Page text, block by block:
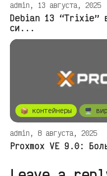
admin, 13 августа, 2025
Debian 13 “Trixie”
си...
📦 контейнеры 🖥️
admin, 8 августа, 2025
Proxmox VE 9.0: